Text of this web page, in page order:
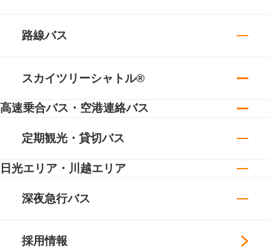
路線バス
スカイツリーシャトル®
高速乗合バス・空港連絡バス
定期観光・貸切バス
日光エリア・川越エリア
深夜急行バス
採用情報